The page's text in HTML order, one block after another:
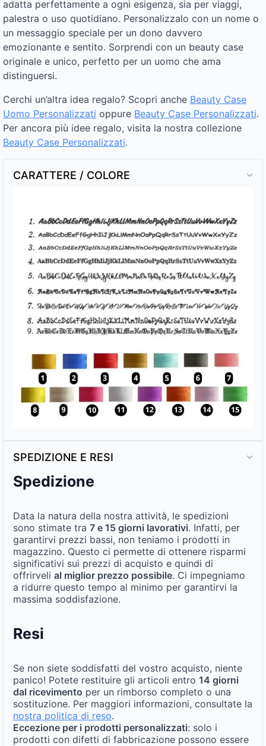
adatta perfettamente a ogni esigenza, sia per viaggi,
palestra o uso quotidiano. Personalizzalo con un nome o
un messaggio speciale per un dono davvero
emozionante e sentito. Sorprendi con un beauty case
originale e unico, perfetto per un uomo che ama
distinguersi.
Cerchi un’altra idea regalo? Scopri anche Beauty Case
Uomo Personalizzati oppure Beauty Case Personalizzati.
Per ancora più idee regalo, visita la nostra collezione
Beauty Case Personalizzati.
CARATTERE / COLORE
SPEDIZIONE E RESI
Spedizione
Data la natura della nostra attività, le spedizioni
sono stimate tra 7 e 15 giorni lavorativi. Infatti, per
garantirvi prezzi bassi, non teniamo i prodotti in
magazzino. Questo ci permette di ottenere risparmi
significativi sui prezzi di acquisto e quindi di
offrirveli al miglior prezzo possibile. Ci impegniamo
a ridurre questo tempo al minimo per garantirvi la
massima soddisfazione.
Resi
Se non siete soddisfatti del vostro acquisto, niente
panico! Potete restituire gli articoli entro 14 giorni
dal ricevimento per un rimborso completo o una
sostituzione. Per maggiori informazioni, consultate la
nostra politica di reso.
Eccezione per i prodotti personalizzati: solo i
prodotti con difetti di fabbricazione possono essere